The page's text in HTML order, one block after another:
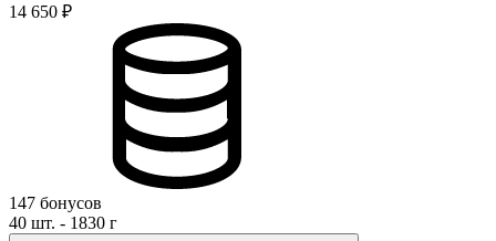
14 650 ₽
147 бонусов
40 шт. - 1830 г